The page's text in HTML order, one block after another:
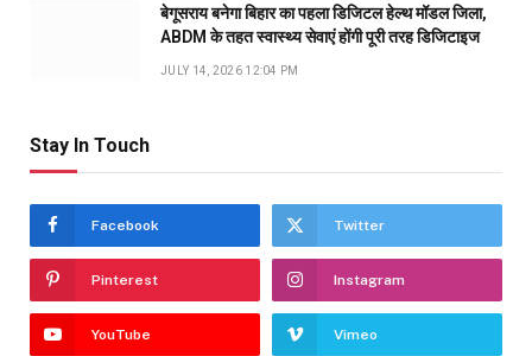
बेगूसराय बनेगा बिहार का पहला डिजिटल हेल्थ मॉडल जिला,
ABDM के तहत स्वास्थ्य सेवाएं होंगी पूरी तरह डिजिटाइज
JULY 14, 2026 12:04 PM
Stay In Touch
Facebook Twitter
Pinterest Instagram
YouTube Vimeo